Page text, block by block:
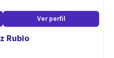
talleres y protocolos.
pruebas psicométricas.
Ver perfil
Rubio